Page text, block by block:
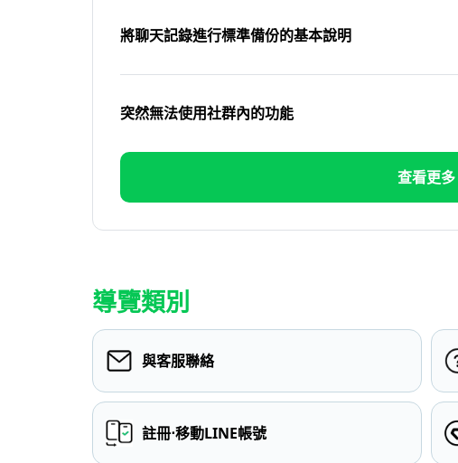
將聊天記錄進行標準備份的基本說明
突然無法使用社群內的功能
查看更多
導覽類別
與客服聯絡
註冊⋅移動LINE帳號